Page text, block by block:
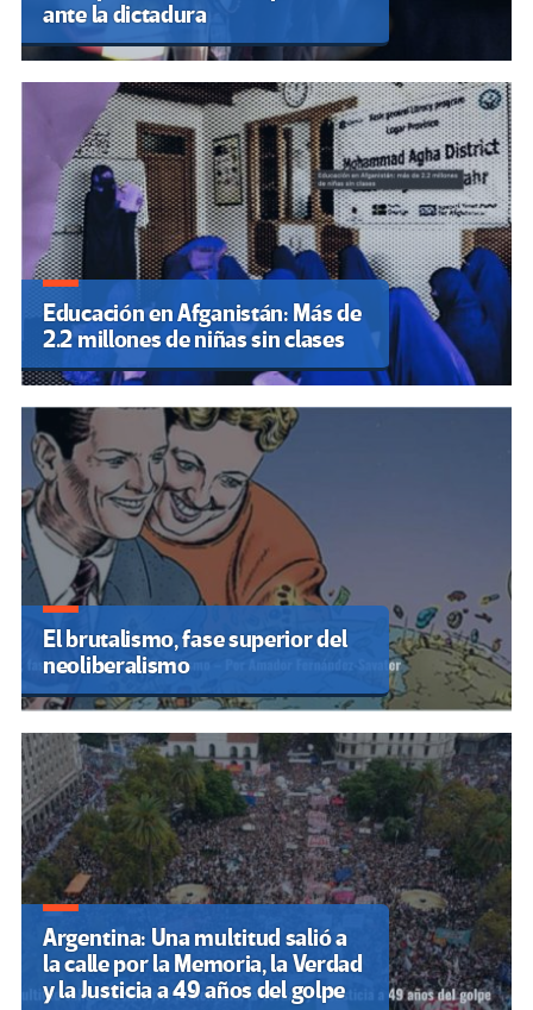
ante la dictadura
Educación en Afganistán: Más de
2.2 millones de niñas sin clases
El brutalismo, fase superior del
neoliberalismo
Argentina: Una multitud salió a
la calle por la Memoria, la Verdad
y la Justicia a 49 años del golpe